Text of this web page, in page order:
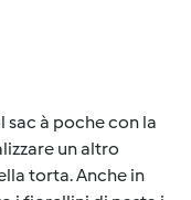
sac à poche con la
un altro
torta. Anche in